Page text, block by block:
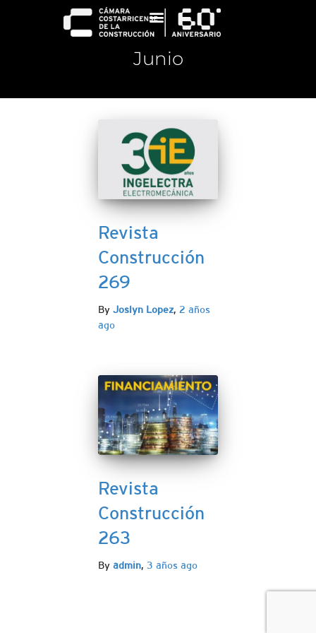
Junio
Revista
Construcción
269
By Joslyn Lopez, 2 años
ago
Revista
Construcción
263
By admin, 3 años ago